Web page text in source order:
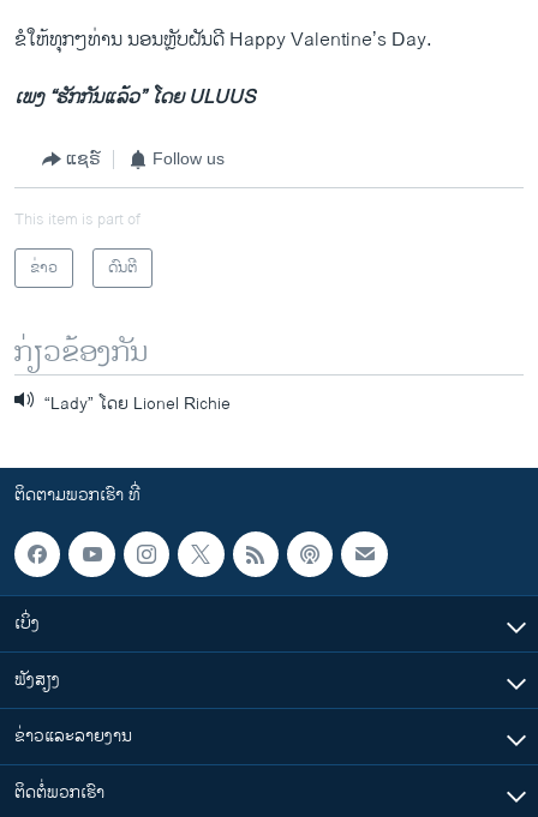
ຂໍ​ໃຫ້​ທຸກໆ​ທ່ານ ນອນ​ຫຼັບ​ຝັນ​ດີ Happy Valentine’s Day.
ເພງ “ຮັກ​ກັນ​ແລ້ວ” ໂດຍ ULUUS
ແຊຣ໌ Follow us
This item is part of
ຂ່າວ
ດົນຕີ
ກ່ຽວຂ້ອງກັນ
“Lady” ໂດຍ Lionel Richie
ຕິດຕາມພວກເຮົາ ທີ່
ເບິ່ງ
ຟັງສຽງ
ຂ່າວແລະລາຍງານ
ຕິດຕໍ່ພວກເຮົາ